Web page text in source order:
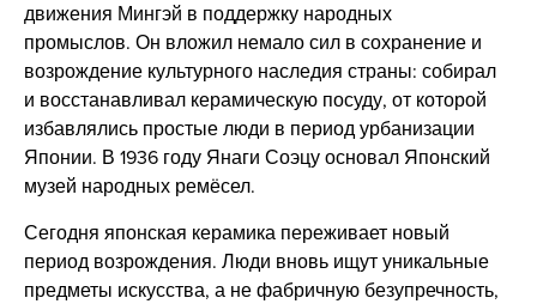
движения Мингэй в поддержку народных
промыслов. Он вложил немало сил в сохранение и
возрождение культурного наследия страны: собирал
и восстанавливал керамическую посуду, от которой
избавлялись простые люди в период урбанизации
Японии. В 1936 году Янаги Соэцу основал Японский
музей народных ремёсел.
Сегодня японская керамика переживает новый
период возрождения. Люди вновь ищут уникальные
предметы искусства, а не фабричную безупречность,